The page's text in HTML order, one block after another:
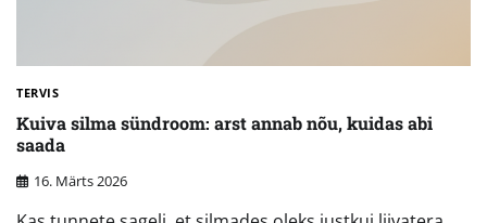
TERVIS
Kuiva silma sündroom: arst annab nõu, kuidas abi
saada
16. Märts 2026